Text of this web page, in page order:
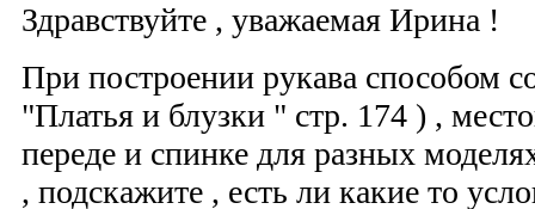
Здравствуйте , уважаемая Ирина !
При построении рукава способом
"Платья и блузки " стр. 174 ) ,
переде и спинке для разных
, подскажите , есть ли какие то